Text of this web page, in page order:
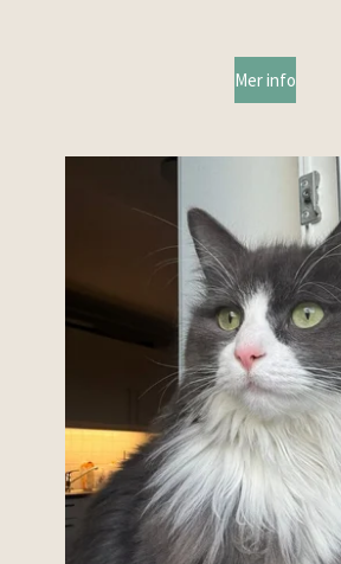
Mer info